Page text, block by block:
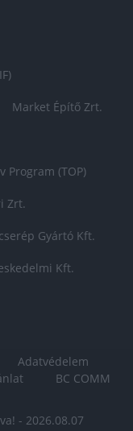
Market Építő Zrt.
Program (TOP)
Zrt.
Gyártó Kft.
Kft.
Adatvédelem
BC COMM
- 2026.08.07